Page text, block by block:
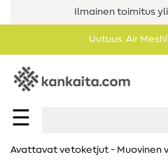
Ilmainen toimitus
Uutuus: Air
☰
Avattavat vetoketjut - Muovinen